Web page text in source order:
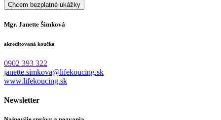
Chcem bezplatné ukážky
Mgr. Janette Šimková
akreditovaná koučka
0902 393 322
janette.simkova@lifekoucing.sk
www.lifekoucing.sk
Newsletter